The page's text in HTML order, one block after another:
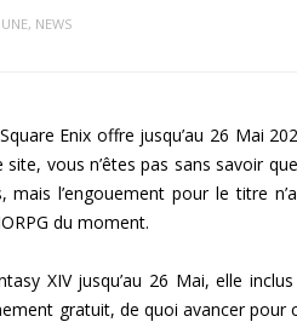
, NEWS
Enix offre jusqu’au 26 Mai
vous n’êtes pas sans savoir
l’engouement pour le titre
du moment.
XIV jusqu’au 26 Mai, elle
gratuit, de quoi avancer pour